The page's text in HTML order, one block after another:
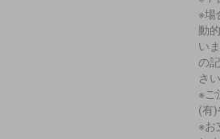
※場
動
い
の
さい
※ご
(有)
※お